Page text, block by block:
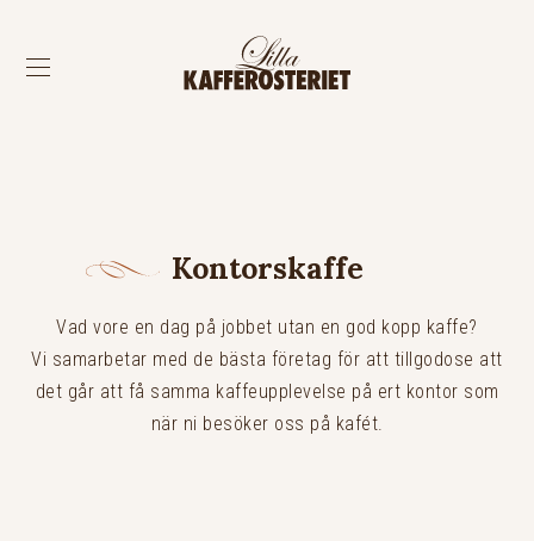
Kontorskaffe
Vad vore en dag på jobbet utan en god kopp kaffe?
Vi samarbetar med de bästa företag för att tillgodose att
det går att få samma kaffeupplevelse på ert kontor som
när ni besöker oss på kafét.